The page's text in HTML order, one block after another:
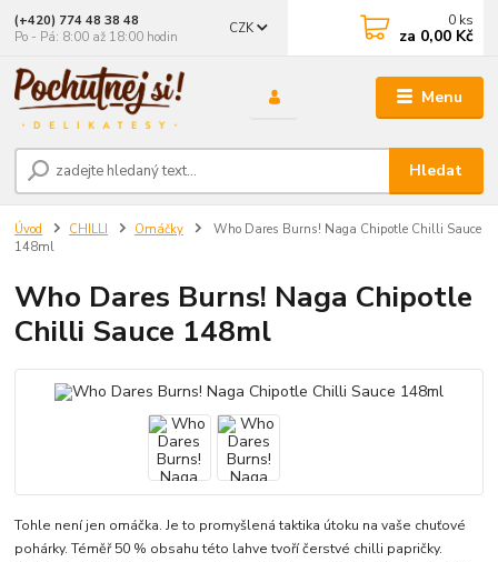
Menu
CZK
Hledat
(+420) 774 48 38 48
Po - Pá: 8:00 až 18:00 hodin
0 ks
za 0,00 Kč
Úvod CHILLI Omáčky
Who Dares Burns! Naga Chipotle Chilli Sauce
148ml
Who Dares Burns! Naga Chipotle
Chilli Sauce 148ml
Tohle není jen omáčka. Je to promyšlená taktika útoku na vaše chuťové
pohárky. Téměř 50 % obsahu této lahve tvoří čerstvé chilli papričky.